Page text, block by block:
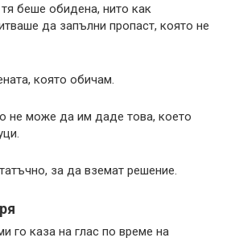
беше обидена, нито как
да запълни пропаст, която не
която обичам.
не може да им даде това, което
за да вземат решение.
го каза на глас по време на